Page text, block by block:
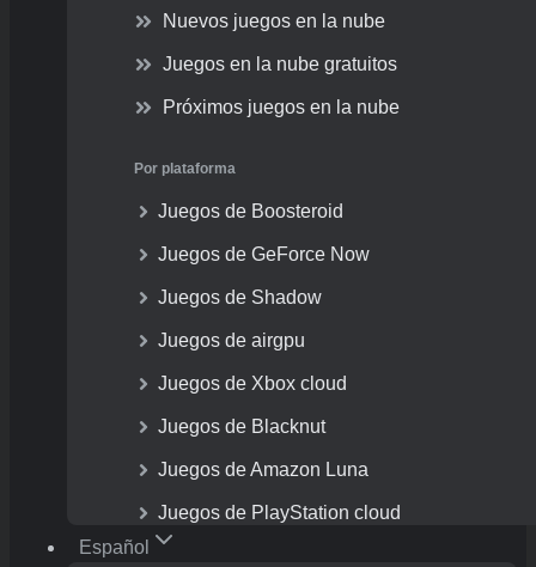
Nuevos juegos en la nube
Juegos en la nube gratuitos
Próximos juegos en la nube
Por plataforma
Juegos de Boosteroid
Juegos de GeForce Now
Juegos de Shadow
Juegos de airgpu
Juegos de Xbox cloud
Juegos de Blacknut
Juegos de Amazon Luna
Juegos de PlayStation cloud
Español